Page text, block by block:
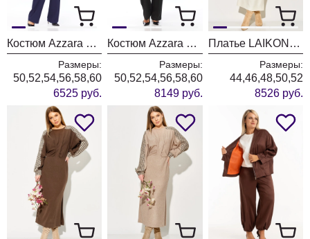
Костюм Azzara 10069
Размеры:
50,52,54,56,58,60
6525 руб.
Костюм Azzara 10063
Размеры:
50,52,54,56,58,60
8149 руб.
Платье LAIKONY L-774-1 молочный
Размеры:
44,46,48,50,52
8526 руб.